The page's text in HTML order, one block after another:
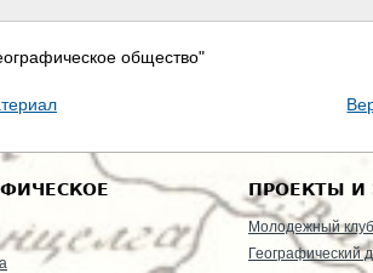
общество"
ПРОЕКТЫ И
Молодежный клуб
Географический